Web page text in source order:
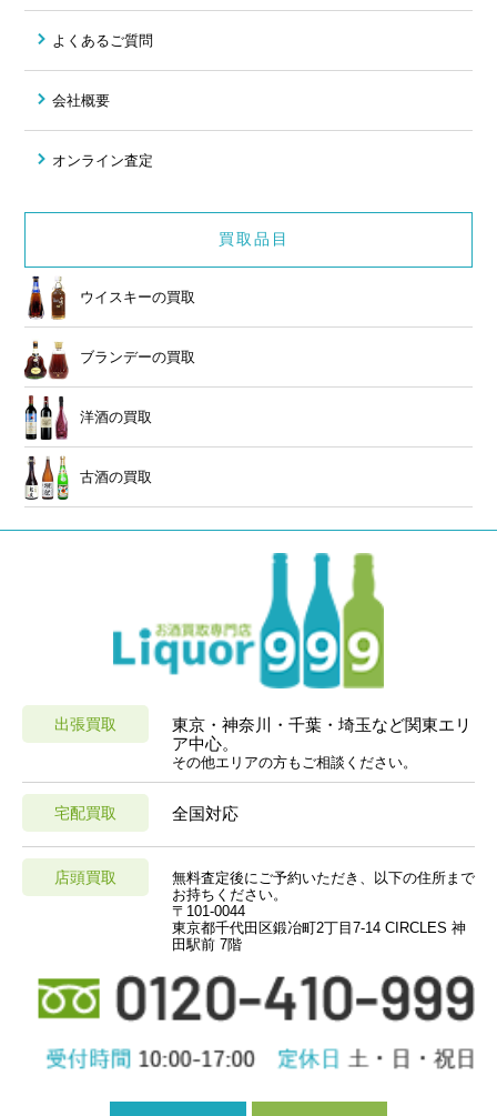
よくあるご質問
会社概要
オンライン査定
買取品目
ウイスキーの買取
ブランデーの買取
洋酒の買取
古酒の買取
出張買取
東京・神奈川・千葉・埼玉など関東エリ
ア中心。
その他エリアの方もご相談ください。
宅配買取 全国対応
店頭買取
無料査定後にご予約いただき、以下の住所まで
お持ちください。
〒101-0044
東京都千代田区鍛冶町2丁目7-14 CIRCLES 神
田駅前 7階